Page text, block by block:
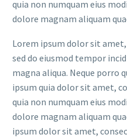
quia non numquam eius
dolore magnam aliquam
Lorem ipsum dolor sit
sed do eiusmod tempor
magna aliqua. Neque porro
ipsum quia dolor sit amet,
quia non numquam eius
dolore magnam aliquam
ipsum dolor sit amet,